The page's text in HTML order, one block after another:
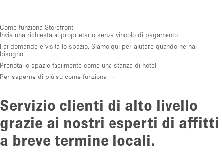
Come funziona Storefront
Invia una richiesta al proprietario senza vincolo di pagamento
Fai domande e visita lo spazio. Siamo qui per aiutare quando ne hai
bisogno.
Prenota lo spazio facilmente come una stanza di hotel
Per saperne di più su come funziona →
Servizio clienti di alto livello
grazie ai nostri esperti di affitti
a breve termine locali.